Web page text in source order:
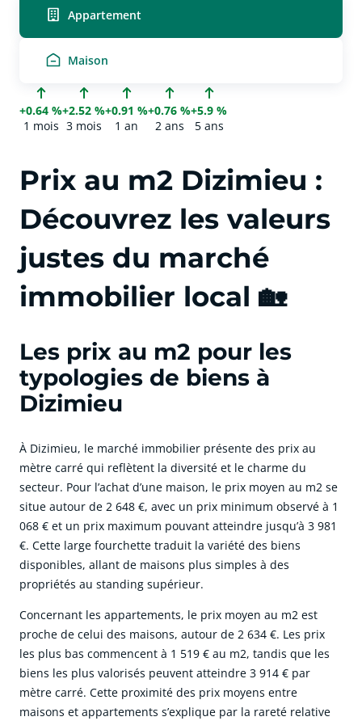
Appartement
Maison
+0.64 %
1 mois
+2.52 %
3 mois
+0.91 %
1 an
+0.76 %
2 ans
+5.9 %
5 ans
Prix au m2 Dizimieu :
Découvrez les valeurs
justes du marché
immobilier local 🏡
Les prix au m2 pour les
typologies de biens à
Dizimieu
À Dizimieu, le marché immobilier présente des prix au
mètre carré qui reflètent la diversité et le charme du
secteur. Pour l’achat d’une maison, le prix moyen au m2 se
situe autour de 2 648 €, avec un prix minimum observé à 1
068 € et un prix maximum pouvant atteindre jusqu’à 3 981
€. Cette large fourchette traduit la variété des biens
disponibles, allant de maisons plus simples à des
propriétés au standing supérieur.
Concernant les appartements, le prix moyen au m2 est
proche de celui des maisons, autour de 2 634 €. Les prix
les plus bas commencent à 1 519 € au m2, tandis que les
biens les plus valorisés peuvent atteindre 3 914 € par
mètre carré. Cette proximité des prix moyens entre
maisons et appartements s’explique par la rareté relative